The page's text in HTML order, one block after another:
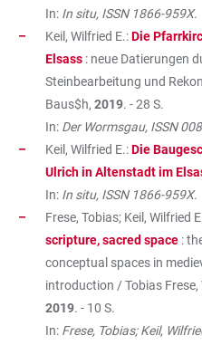
In: In situ, ISSN 1866-
Keil, Wilfried E.:Die
Elsass : neue Datierungen
Steinbearbeitung und
Baus$h, 2019. - 28 S.
In: Der Wormsgau, ISSN
Keil, Wilfried E.:Die
Ulrich in Altenstadt im
In: In situ, ISSN 1866-
Frese, Tobias; Keil, Wilfried
scripture, sacred space :
conceptual spaces in
introduction / Tobias Frese,
2019. - 10 S.
In: Frese, Tobias; Keil,